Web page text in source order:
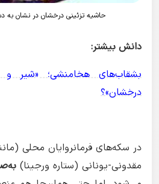
حاشیه تزئینی درخشان در نشان به
دانش بیشتر:
بشقاب‌های هخامنشی؛ «شیر و
درخشان»؟
در سکه‌های فرمانروایان محلی
مقدونی-یونانی (ستاره ورجینا)